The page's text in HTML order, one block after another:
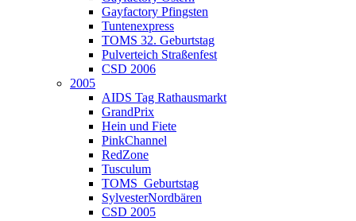
Gayfactory Pfingsten
Tuntenexpress
TOMS 32. Geburtstag
Pulverteich Straßenfest
CSD 2006
2005
AIDS Tag Rathausmarkt
GrandPrix
Hein und Fiete
PinkChannel
RedZone
Tusculum
TOMS_Geburtstag
SylvesterNordbären
CSD 2005